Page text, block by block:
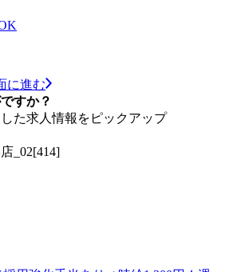
に進む
すか？
た求人情報をピックアップ
_02[414]